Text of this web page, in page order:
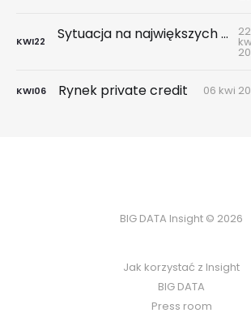
KWI22 Sytuacja na największych rynkach mieszkaniowych po I kwartale 2026 22
KWI06 Rynek private credit 06 kwi
BIG DATA Insight © 2026
Jak korzystać z Insight
BIG DATA
Press room